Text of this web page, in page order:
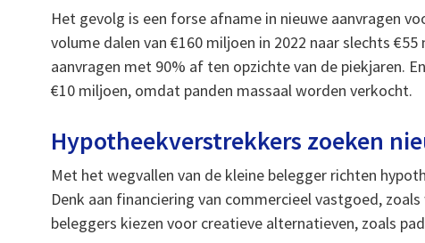
Het gevolg is een forse afname in nieuwe aanvragen
volume dalen van €160 miljoen in 2022 naar slechts
aanvragen met 90% af ten opzichte van de piekjaren.
€10 miljoen, omdat panden massaal worden verkocht.
Hypotheekverstrekkers zoeken
Met het wegvallen van de kleine belegger richten
Denk aan financiering van commercieel vastgoed,
beleggers kiezen voor creatieve alternatieven, zoals